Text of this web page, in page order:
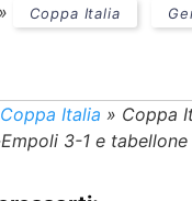
Coppa Italia
Coppa Italia » Coppa
3-1 e